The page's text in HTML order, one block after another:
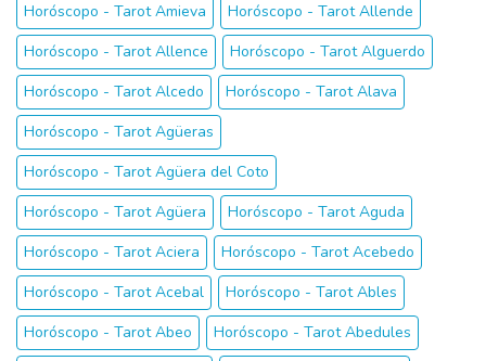
Horóscopo - Tarot Amieva
Horóscopo - Tarot Allende
Horóscopo - Tarot Allence
Horóscopo - Tarot Alguerdo
Horóscopo - Tarot Alcedo
Horóscopo - Tarot Alava
Horóscopo - Tarot Agüeras
Horóscopo - Tarot Agüera del Coto
Horóscopo - Tarot Agüera
Horóscopo - Tarot Aguda
Horóscopo - Tarot Aciera
Horóscopo - Tarot Acebedo
Horóscopo - Tarot Acebal
Horóscopo - Tarot Ables
Horóscopo - Tarot Abeo
Horóscopo - Tarot Abedules